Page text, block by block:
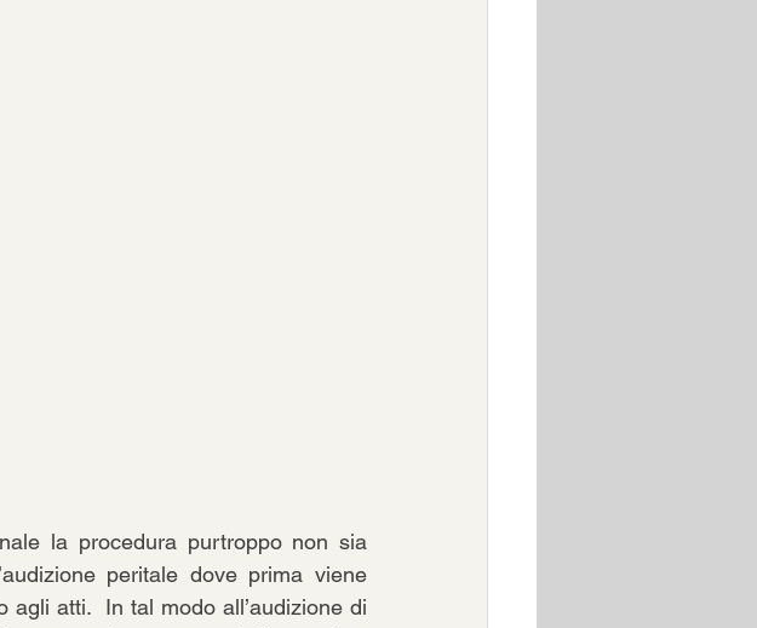
la procedura purtroppo non sia
peritale dove prima viene
agli atti.  In tal modo all’audizione di